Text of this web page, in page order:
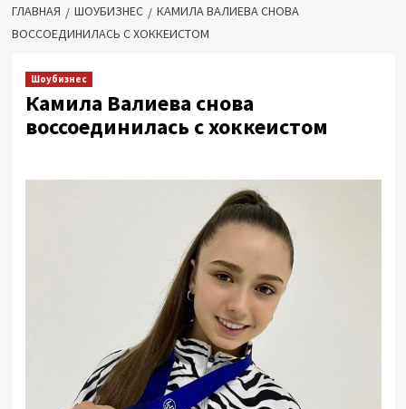
ГЛАВНАЯ ШОУБИЗНЕС
КАМИЛА ВАЛИЕВА СНОВА
ВОССОЕДИНИЛАСЬ С ХОККЕИСТОМ
Шоубизнес
Камила Валиева снова
воссоединилась с хоккеистом